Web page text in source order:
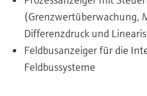
(Grenzwertüberwachung,
Differenzdruck und
Feldbusanzeiger für die
Feldbussysteme